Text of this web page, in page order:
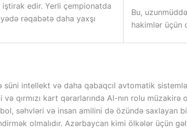
iştirak edir. Yerli çempionatda
rəqabətə daha yaxşı
Bu,
hakimlər üçün
süni intellekt və daha qabaqcıl avtomatik
qırmızı kart qərarlarında AI-nın rolu müzakirə
səhvləri və insan amilini də özündə saxlayan
olmalıdır. Azərbaycan kimi ölkələr üçün